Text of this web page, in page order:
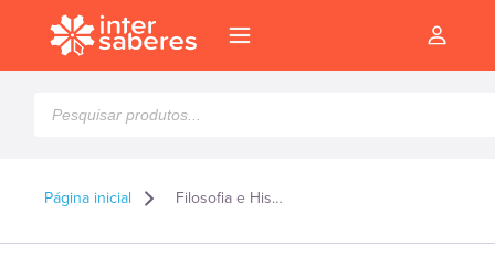
produtos
Página inicial Filosofia e História da Educação